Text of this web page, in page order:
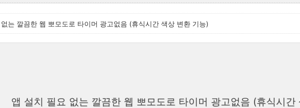
는 깔끔한 웹 뽀모도로 타이머 광고없음 (휴식시간 색상 변환 기능)
앱 설치 필요 없는 깔끔한 웹 뽀모도로 타이머 광고없음 (휴식시간